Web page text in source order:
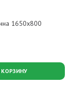
1650x800
КОРЗИНУ